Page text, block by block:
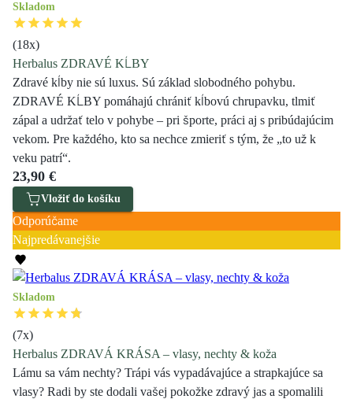
Skladom
(18x)
Herbalus ZDRAVÉ KĹBY
Zdravé kĺby nie sú luxus. Sú základ slobodného pohybu.
ZDRAVÉ KĹBY pomáhajú chrániť kĺbovú chrupavku, tlmiť
zápal a udržať telo v pohybe – pri športe, práci aj s pribúdajúcim
vekom. Pre každého, kto sa nechce zmieriť s tým, že „to už k
veku patrí“.
23,90 €
Vložiť do košíku
Odporúčame
Najpredávanejšie
Skladom
(7x)
Herbalus ZDRAVÁ KRÁSA – vlasy, nechty & koža
Lámu sa vám nechty? Trápi vás vypadávajúce a strapkajúce sa
vlasy? Radi by ste dodali vašej pokožke zdravý jas a spomalili